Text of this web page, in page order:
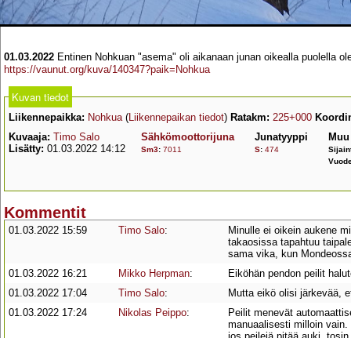
01.03.2022 Entinen Nohkuan "asema" oli aikanaan junan oikealla puolella
https://vaunut.org/kuva/140347?paik=Nohkua
Kuvan tiedot
Liikennepaikka: Nohkua(Liikennepaikan tiedot) Ratakm: 225+000
Kuvaaja: Timo Salo
Lisätty: 01.03.2022 14:12
Sähkömoottorijuna
Sm3: 7011
Junatyyppi
S: 474
Kommentit
01.03.2022 15:59 Timo Salo:
Minulle ei oikein aukene
takaosissa tapahtuu
sama vika, kun
01.03.2022 16:21
Mikko Herpman:
Eiköhän pendon peilit
01.03.2022 17:04
Timo Salo:
Mutta eikö olisi järkevää,
01.03.2022 17:24
Nikolas Peippo:
Peilit menevät
manuaalisesti milloin